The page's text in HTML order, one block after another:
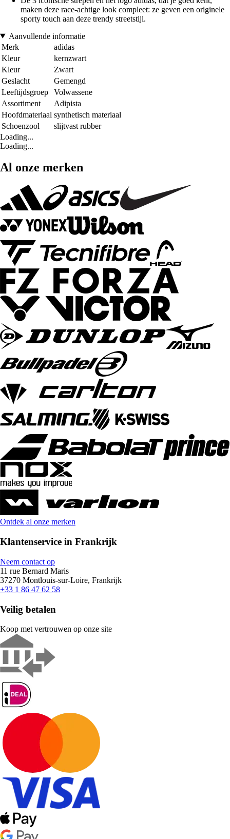
maken deze race-achtige look compleet: ze geven een originele
sporty touch aan deze trendy streetstijl.
Aanvullende informatie
Merk
adidas
Kleur
kernzwart
Kleur
Zwart
Geslacht
Gemengd
Leeftijdsgroep
Volwassene
Assortiment
Adipista
Hoofdmateriaal synthetisch materiaal
Schoenzool
slijtvast rubber
Loading...
Loading...
Al onze merken
Ontdek al onze merken
Klantenservice in Frankrijk
Neem contact op
11 rue Bernard Maris
37270 Montlouis-sur-Loire, Frankrijk
+33 1 86 47 62 58
Veilig betalen
Koop met vertrouwen op onze site